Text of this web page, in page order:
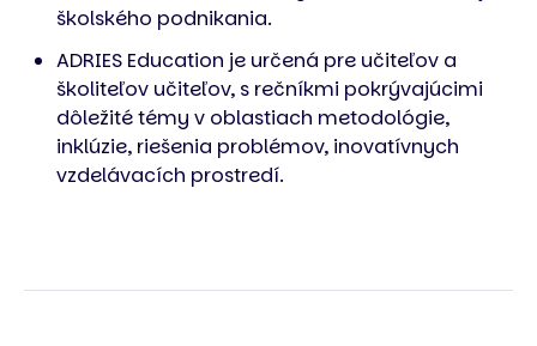
školského podnikania.
ADRIES Education je určená pre učiteľov a
školiteľov učiteľov, s rečníkmi pokrývajúcimi
dôležité témy v oblastiach metodológie,
inklúzie, riešenia problémov, inovatívnych
vzdelávacích prostredí.